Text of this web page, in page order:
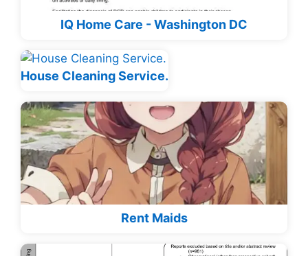
IQ Home Care - Washington DC
House Cleaning Service.
Rent Maids